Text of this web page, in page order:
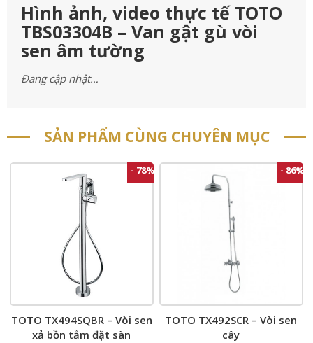
Hình ảnh, video thực tế TOTO
TBS03304B – Van gật gù vòi
sen âm tường
Đang cập nhật…
SẢN PHẨM CÙNG CHUYÊN MỤC
- 78%
TOTO TX494SQBR – Vòi sen
xả bồn tắm đặt sàn
- 86%
TOTO TX492SCR – Vòi sen
cây